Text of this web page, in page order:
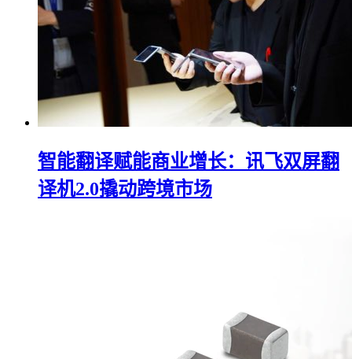
智能翻译赋能商业增长：讯飞双屏翻
译机2.0撬动跨境市场